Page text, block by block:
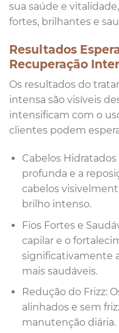
sua saúde e
fortes, brilhantes e
Resultados
Recuperação
Os resultados do
intensa são visíveis
intensificam com o
clientes podem
Cabelos
profunda e a
cabelos
brilho intenso.
Fios Fortes e
capilar e o
significativamente
mais saudáveis.
Redução do Frizz:
alinhados e sem
manutenção diária.